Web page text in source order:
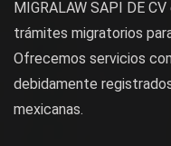
MIGRALAW SAPI DE
trámites migratorios
Ofrecemos servicios
debidamente
mexicanas.